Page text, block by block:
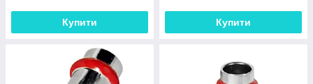
Купити Купити